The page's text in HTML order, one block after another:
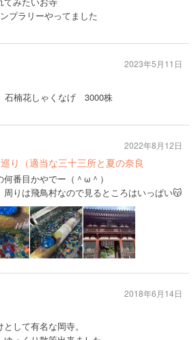
プラリーやってました
楠花しゃくなげ 3000株
2023年5月11日
り（適当な三十三所と夏の奈良
番目かやでー（＾ω＾）
周りは飛鳥村なので見るところはいっぱい😽
2022年8月12日
して有名な岡寺。
2018年6月14日